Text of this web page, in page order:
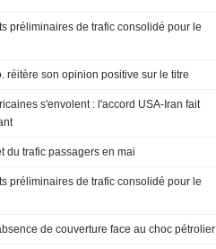
préliminaires de trafic consolidé pour le
: Jefferies & Co. réitère son opinion positive sur le titre
s'envolent : l'accord USA-Iran fait
du trafic passagers en mai
préliminaires de trafic consolidé pour le
de couverture face au choc pétrolier